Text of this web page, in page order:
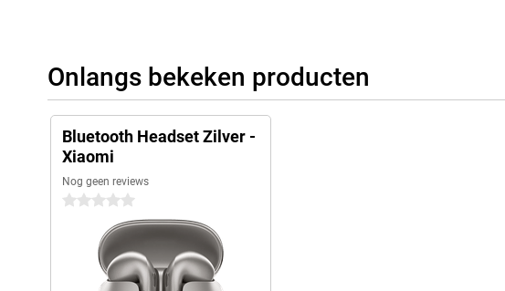
Onlangs bekeken producten
Bluetooth Headset Zilver -
Xiaomi
Nog geen reviews
0 sterren